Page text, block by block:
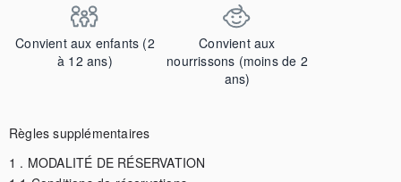
Convient aux enfants (2
à 12 ans)
Convient aux
nourrissons (moins de 2
ans)
Règles supplémentaires
1 . MODALITÉ DE RÉSERVATION